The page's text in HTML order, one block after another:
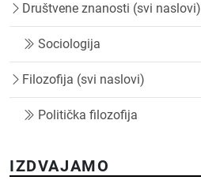
Društvene znanosti (svi naslovi)
Sociologija
Filozofija (svi naslovi)
Politička filozofija
IZDVAJAMO